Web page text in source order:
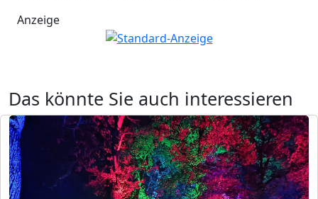
Anzeige
Das könnte Sie auch interessieren